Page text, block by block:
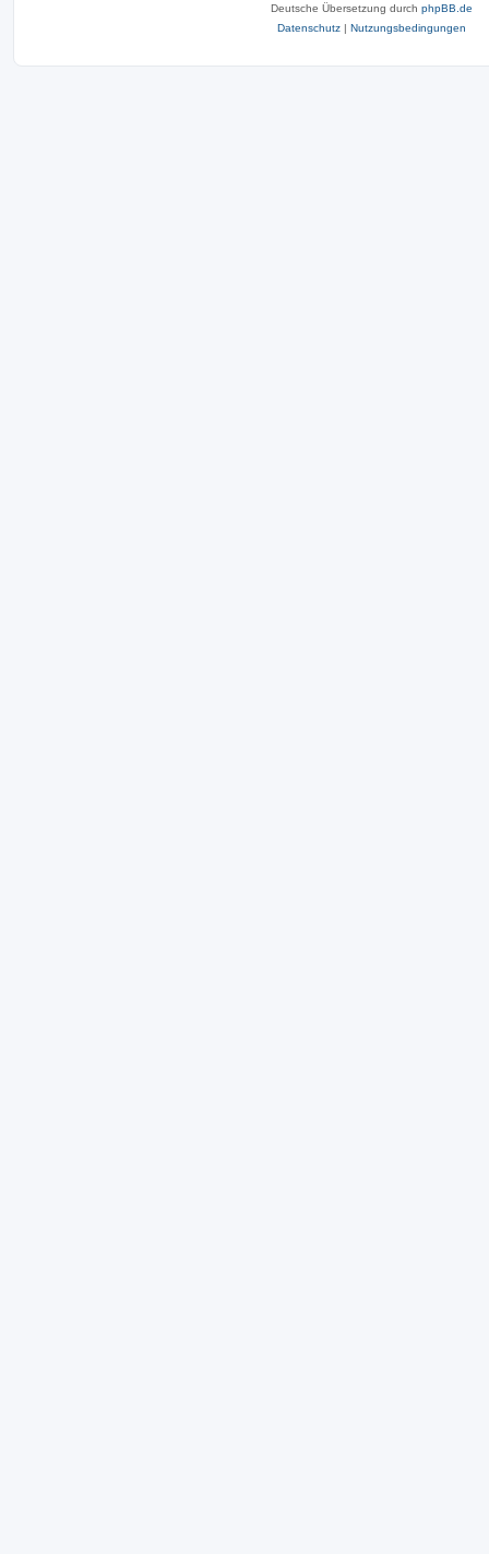
Deutsche Übersetzung durch phpBB.de
Datenschutz | Nutzungsbedingungen